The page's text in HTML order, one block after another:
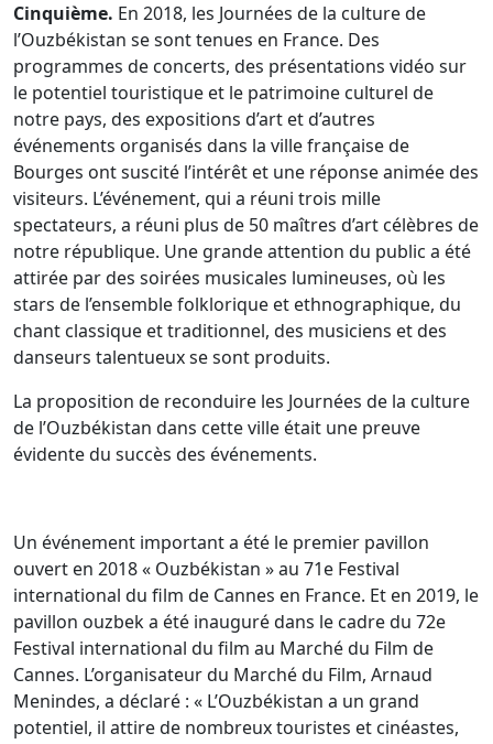
Cinquième. En 2018, les Journées de la culture de
l’Ouzbékistan se sont tenues en France. Des
programmes de concerts, des présentations vidéo sur
le potentiel touristique et le patrimoine culturel de
notre pays, des expositions d’art et d’autres
événements organisés dans la ville française de
Bourges ont suscité l’intérêt et une réponse animée des
visiteurs. L’événement, qui a réuni trois mille
spectateurs, a réuni plus de 50 maîtres d’art célèbres de
notre république. Une grande attention du public a été
attirée par des soirées musicales lumineuses, où les
stars de l’ensemble folklorique et ethnographique, du
chant classique et traditionnel, des musiciens et des
danseurs talentueux se sont produits.
La proposition de reconduire les Journées de la culture
de l’Ouzbékistan dans cette ville était une preuve
évidente du succès des événements.
Un événement important a été le premier pavillon
ouvert en 2018 « Ouzbékistan » au 71e Festival
international du film de Cannes en France. Et en 2019, le
pavillon ouzbek a été inauguré dans le cadre du 72e
Festival international du film au Marché du Film de
Cannes. L’organisateur du Marché du Film, Arnaud
Menindes, a déclaré : « L’Ouzbékistan a un grand
potentiel, il attire de nombreux touristes et cinéastes,